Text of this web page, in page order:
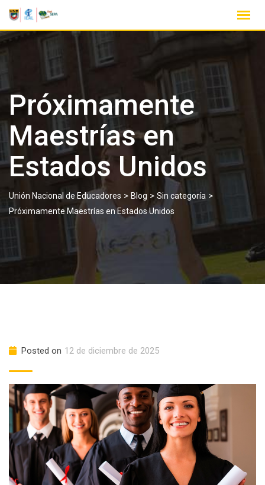
Próximamente
Maestrías en
Estados Unidos
Unión Nacional de Educadores > Blog > Sin categoría >
Próximamente Maestrías en Estados Unidos
Posted on 12 de diciembre de 2025